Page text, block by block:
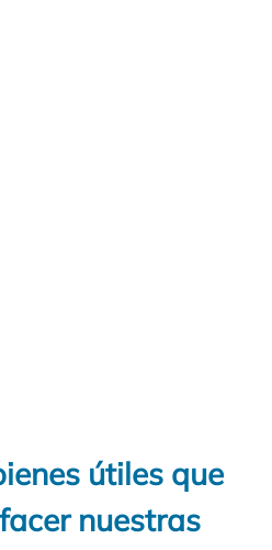
útiles que
nuestras